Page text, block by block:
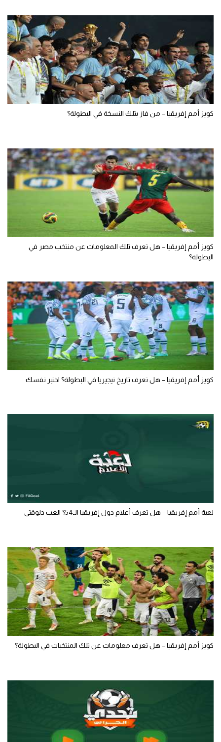
كويز أمم إفريقيا – من فاز بتلك النسخة في البطولة؟
كويز أمم إفريقيا – هل تعرف تلك المعلومات عن منتخب مصر في
البطولة؟
كويز أمم إفريقيا – هل تعرف تاريخ نيجيريا في البطولة؟ اختبر نفسك
لعبة أمم إفريقيا – هل تعرف أعلام دول إفريقيا الـ54؟ العب دلوقتي
كويز أمم إفريقيا – هل تعرف معلومات عن تلك المنتخبات في البطولة؟